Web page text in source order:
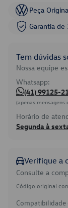
Peça
Garantia
Tem dúvidas
Nossa equipe
Whatsapp:
(41) 99125-
(apenas
Horário de
Segunda à
Verifique a
Consulte a
Código original
Compatibilidade